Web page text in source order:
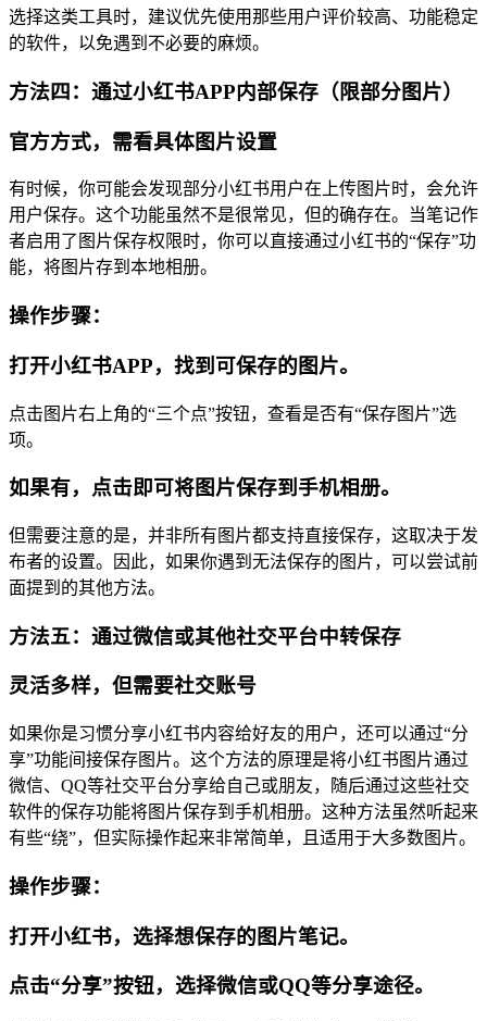
选择这类工具时，建议优先使用那些用户评价较高、功能稳定
的软件，以免遇到不必要的麻烦。
方法四：通过小红书APP内部保存（限部分图片）
官方方式，需看具体图片设置
有时候，你可能会发现部分小红书用户在上传图片时，会允许
用户保存。这个功能虽然不是很常见，但的确存在。当笔记作
者启用了图片保存权限时，你可以直接通过小红书的“保存”功
能，将图片存到本地相册。
操作步骤：
打开小红书APP，找到可保存的图片。
点击图片右上角的“三个点”按钮，查看是否有“保存图片”选
项。
如果有，点击即可将图片保存到手机相册。
但需要注意的是，并非所有图片都支持直接保存，这取决于发
布者的设置。因此，如果你遇到无法保存的图片，可以尝试前
面提到的其他方法。
方法五：通过微信或其他社交平台中转保存
灵活多样，但需要社交账号
如果你是习惯分享小红书内容给好友的用户，还可以通过“分
享”功能间接保存图片。这个方法的原理是将小红书图片通过
微信、QQ等社交平台分享给自己或朋友，随后通过这些社交
软件的保存功能将图片保存到手机相册。这种方法虽然听起来
有些“绕”，但实际操作起来非常简单，且适用于大多数图片。
操作步骤：
打开小红书，选择想保存的图片笔记。
点击“分享”按钮，选择微信或QQ等分享途径。